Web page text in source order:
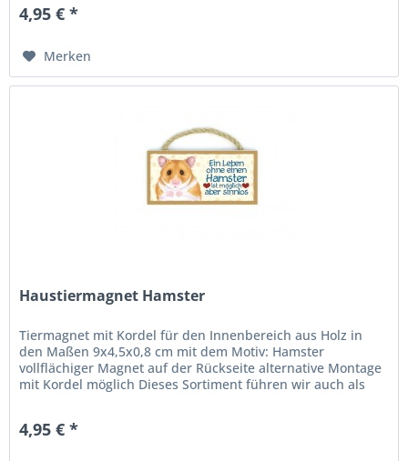
4,95 € *
Merken
Haustiermagnet Hamster
Tiermagnet mit Kordel für den Innenbereich aus Holz in
den Maßen 9x4,5x0,8 cm mit dem Motiv: Hamster
vollflächiger Magnet auf der Rückseite alternative Montage
mit Kordel möglich Dieses Sortiment führen wir auch als
4,95 € *